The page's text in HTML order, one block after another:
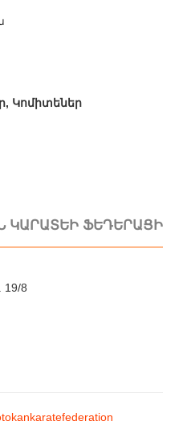
Կոմիտեներ
ԿԱՐԱՏԵԻ ՖԵԴԵՐԱՑԻԱ
8